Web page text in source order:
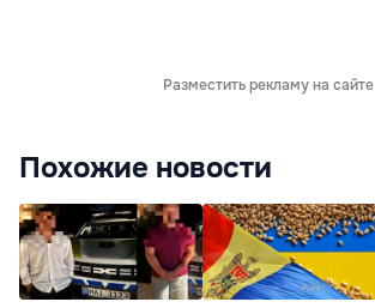
Разместить рекламу на сайте
Похожие новости